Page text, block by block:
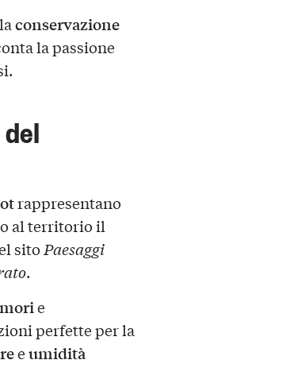
conservazione
la passione
rappresentano
al territorio il
sito Paesaggi
.
e
perfette per la
eumidità